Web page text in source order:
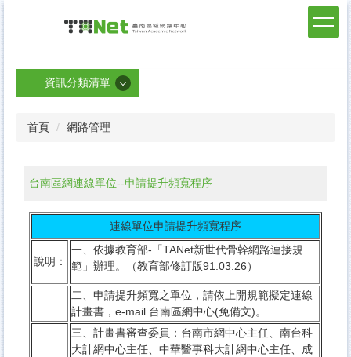
資訊分類清單
臺南區網簡介
網路管理
資訊安全
網路流量與連通測試
與我們聯絡
首頁 網路管理
台南區網連線單位--申請提升頻寬程序
連線單位申請提升頻寬程序
說明：
一、 依據教育部-「TANet新世代骨幹網路連接規
範 」辦理。（教育部修訂版91.03.26）
二、申請提升頻寬之單位，請依上開規範擬定連線
計畫書，e-mail 台南區網中心(免備文)。
三、計畫書審查委員：台南市網中心主任、南台科
大計網中心主任、中華醫事科大計網中心主任、成